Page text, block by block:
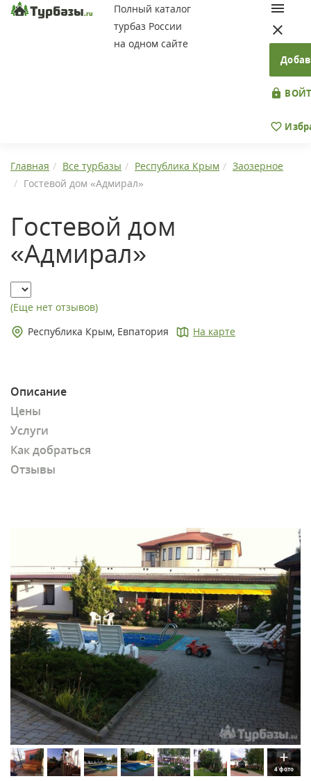
Полный каталог
турбаз России
на одном сайте
Главная Все турбазы Республика Крым
Заозерное
Гостевой дом «Адмирал»
Гостевой дом
«Адмирал»
(Еще нет отзывов)
Республика Крым, Евпатория
На карте
Описание
Цены
Услуги
Как добраться
Отзывы
4 фото